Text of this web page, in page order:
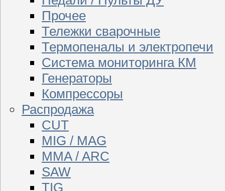
Прочее
Тележки сварочные
Термопеналы и электропечи
Система мониторинга КМ
Генераторы
Компрессоры
Распродажа
CUT
MIG / MAG
MMA / ARC
SAW
TIG